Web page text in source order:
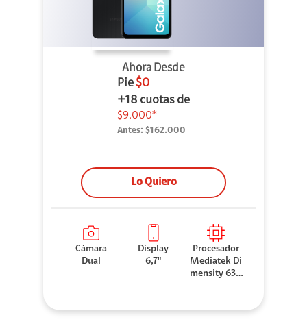
Ahora Desde
Pie $0
+18 cuotas de
$9.000*
Antes: $162.000
Lo Quiero
Cámara
Dual
Display
6,7"
Procesador
Mediatek Di
mensity 630